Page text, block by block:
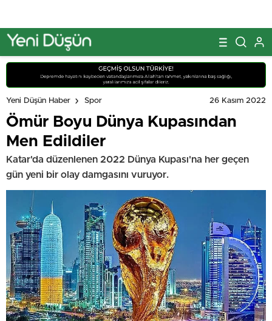
Yeni Düşün Haber Spor 26 Kasım 2022
Ömür Boyu Dünya Kupasından
Men Edildiler
Katar'da düzenlenen 2022 Dünya Kupası'na her geçen
gün yeni bir olay damgasını vuruyor.